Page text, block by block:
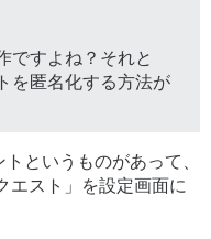
ですよね？それと
を匿名化する方法が
というものがあって、
エスト」を設定画面に